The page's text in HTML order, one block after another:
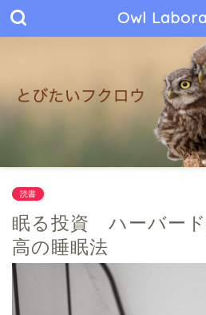
Owl
読書
眠る投資 ハーバー
高の睡眠法